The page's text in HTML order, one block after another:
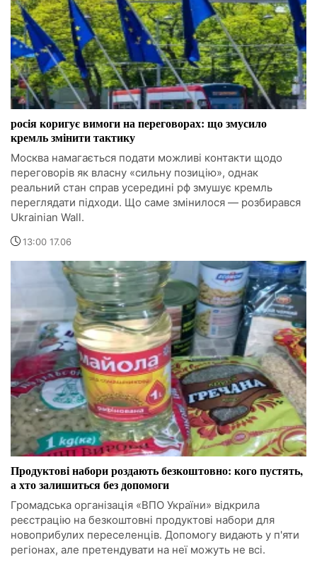
росія коригує вимоги на переговорах: що змусило
кремль змінити тактику
Москва намагається подати можливі контакти щодо
переговорів як власну «сильну позицію», однак
реальний стан справ усередині рф змушує кремль
переглядати підходи. Що саме змінилося — розбирався
Ukrainian Wall.
13:00 17.06
Продуктові набори роздають безкоштовно: кого пустять,
а хто залишиться без допомоги
Громадська організація «ВПО України» відкрила
реєстрацію на безкоштовні продуктові набори для
новоприбулих переселенців. Допомогу видають у п'яти
регіонах, але претендувати на неї можуть не всі.